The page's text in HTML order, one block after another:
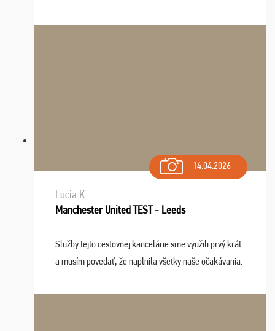
Navštívili sme aj zábavný park Legendia, previe ...
14.04.2026
Lucia K.
Manchester United TEST - Leeds
Služby tejto cestovnej kancelárie sme využili prvý krát
a musím povedať, že naplnila všetky naše očakávania.
dispozícii nonstop (milí, profesionálni ...